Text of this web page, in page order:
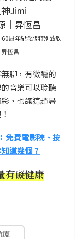
周年紀念版特別致敬
恆昌
聊，有微醺的
音樂可以聆聽
，也讓這趟暑
免費電影院、按
道幾個？
有礙健康
廈